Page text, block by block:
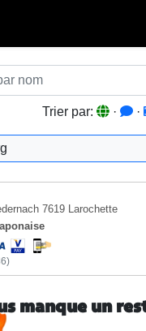
Trier par: · ·
7619 Larochette
manque un